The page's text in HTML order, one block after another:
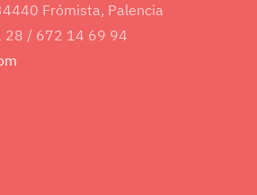
Frómista, Palencia
28 / 672 14 69 94